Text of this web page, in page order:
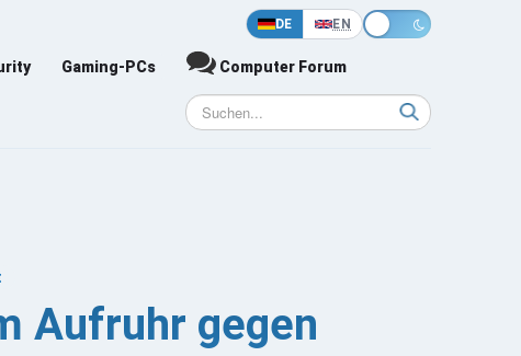
DE EN
Gaming-PCs Computer Forum
Aufruhr gegen